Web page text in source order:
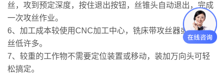
丝，攻到预定深度，按住退出按钮，丝锥头自动退出，完成
一次攻丝作业。
6、加工成本较使用CNC加工中心，铣床带攻丝器或手动攻
丝低许多。
7、较重的工作物不需要定位装置或移动，装加万向头可轻
松搞定。